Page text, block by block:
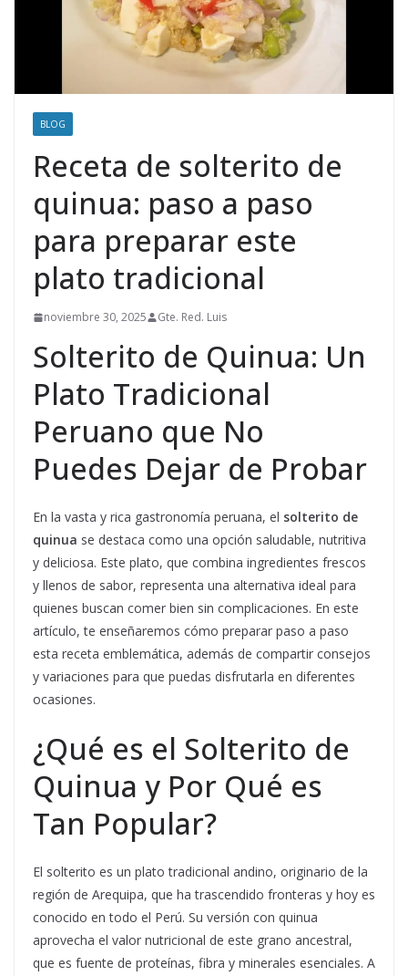
BLOG
Receta de solterito de
quinua: paso a paso
para preparar este
plato tradicional
noviembre 30, 2025 Gte. Red. Luis
Solterito de Quinua: Un
Plato Tradicional
Peruano que No
Puedes Dejar de Probar
En la vasta y rica gastronomía peruana, el solterito de
quinua se destaca como una opción saludable, nutritiva
y deliciosa. Este plato, que combina ingredientes frescos
y llenos de sabor, representa una alternativa ideal para
quienes buscan comer bien sin complicaciones. En este
artículo, te enseñaremos cómo preparar paso a paso
esta receta emblemática, además de compartir consejos
y variaciones para que puedas disfrutarla en diferentes
ocasiones.
¿Qué es el Solterito de
Quinua y Por Qué es
Tan Popular?
El solterito es un plato tradicional andino, originario de la
región de Arequipa, que ha trascendido fronteras y hoy es
conocido en todo el Perú. Su versión con quinua
aprovecha el valor nutricional de este grano ancestral,
que es fuente de proteínas, fibra y minerales esenciales. A